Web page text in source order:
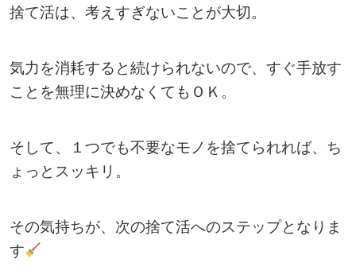
捨て活は、考えすぎないことが大切。
気力を消耗すると続けられないので、すぐ手放す
ことを無理に決めなくてもＯＫ。
そして、１つでも不要なモノを捨てられれば、ち
ょっとスッキリ。
その気持ちが、次の捨て活へのステップとなりま
す